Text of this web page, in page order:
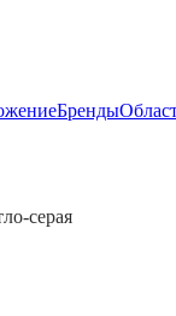
Бренды
серая